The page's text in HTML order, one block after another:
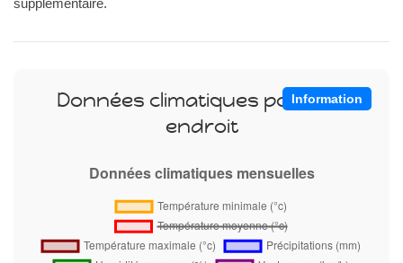
supplémentaire.
Information
Données climatiques pour cet
endroit